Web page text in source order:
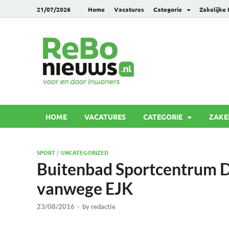
21/07/2026 Home Vacatures Categorie Zakelijke
HOME VACATURES CATEGORIE
SPORT /UNCATEGORIZED
Buitenbad Sportcentrum
vanwege EJK
23/08/2016 - by redactie